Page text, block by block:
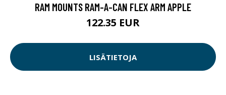
RAM MOUNTS RAM-A-CAN FLEX ARM APPLE
122.35 EUR
LISÄTIETOJA